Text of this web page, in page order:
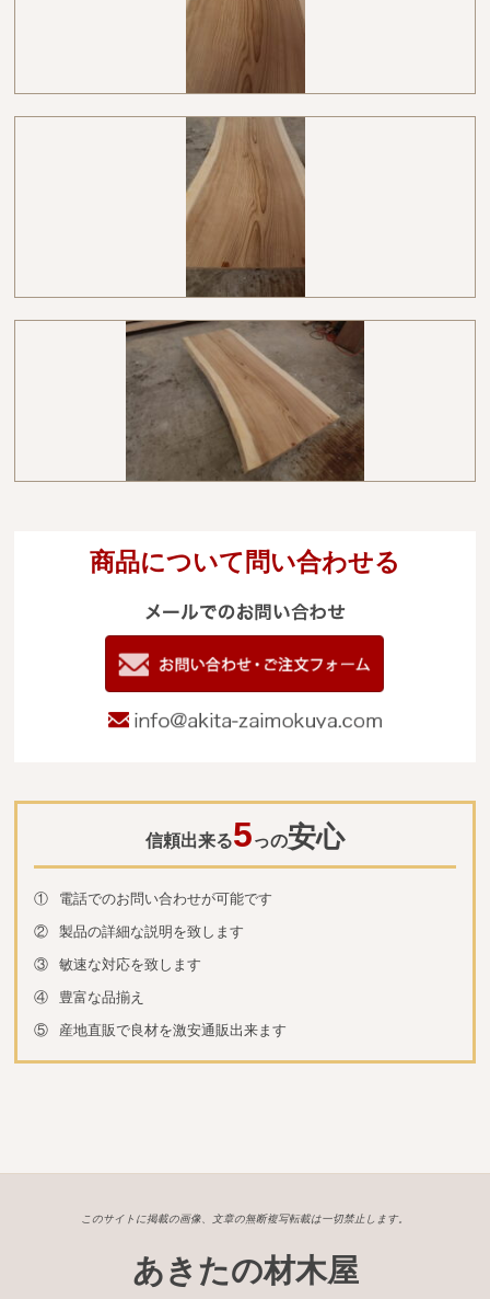
商品について問い合わせる
info@akita-
信頼出来る5っの安心
①
電話でのお問い合わせが可能です
②
製品の詳細な説明を致します
③
敏速な対応を致します
④
豊富な品揃え
⑤
産地直販で良材を激安通販出来ます
このサイトに掲載の画像、文章の無断複写転載は一切禁止します。
あきたの材木屋